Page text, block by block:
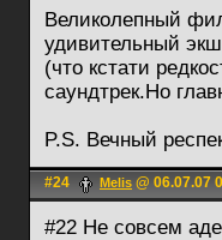
Великолепный
удивительный
(что кстати
саундтрек.Но
P.S. Вечный
#24 Melis @ 06.07.07
#22 Не совсем